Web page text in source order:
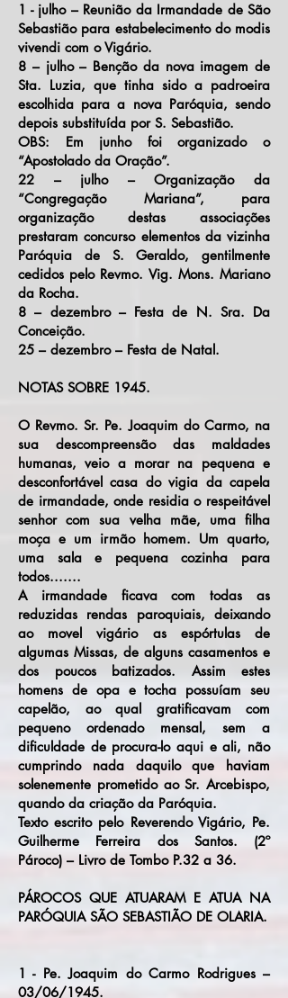
1 - julho – Reunião da Irmandade de São
Sebastião para estabelecimento do modis
vivendi com o Vigário.
8 – julho – Benção da nova imagem de
Sta. Luzia, que tinha sido a padroeira
escolhida para a nova Paróquia, sendo
depois substituída por S. Sebastião.
OBS: Em junho foi organizado o
“Apostolado da Oração”.
22 – julho – Organização da
“Congregação Mariana”, para
organização destas associações
prestaram concurso elementos da vizinha
Paróquia de S. Geraldo, gentilmente
cedidos pelo Revmo. Vig. Mons. Mariano
da Rocha.
8 – dezembro – Festa de N. Sra. Da
Conceição.
25 – dezembro – Festa de Natal.
NOTAS SOBRE 1945.
O Revmo. Sr. Pe. Joaquim do Carmo, na
sua descompreensão das maldades
humanas, veio a morar na pequena e
desconfortável casa do vigia da capela
de irmandade, onde residia o respeitável
senhor com sua velha mãe, uma filha
moça e um irmão homem. Um quarto,
uma sala e pequena cozinha para
todos.......
A irmandade ficava com todas as
reduzidas rendas paroquiais, deixando
ao movel vigário as espórtulas de
algumas Missas, de alguns casamentos e
dos poucos batizados. Assim estes
homens de opa e tocha possuíam seu
capelão, ao qual gratificavam com
pequeno ordenado mensal, sem a
dificuldade de procura-lo aqui e ali, não
cumprindo nada daquilo que haviam
solenemente prometido ao Sr. Arcebispo,
quando da criação da Paróquia.
Texto escrito pelo Reverendo Vigário, Pe.
Guilherme Ferreira dos Santos. (2º
Pároco) – Livro de Tombo P.32 a 36.
PÁROCOS QUE ATUARAM E ATUA NA
PARÓQUIA SÃO SEBASTIÃO DE OLARIA.
1 - Pe. Joaquim do Carmo Rodrigues –
03/06/1945.